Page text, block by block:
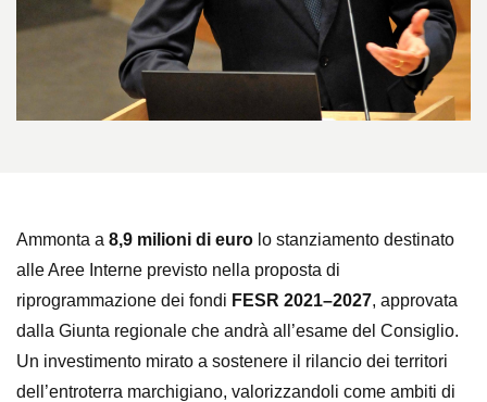
Ammonta a 8,9 milioni di euro lo stanziamento destinato
alle Aree Interne previsto nella proposta di
riprogrammazione dei fondi FESR 2021–2027, approvata
dalla Giunta regionale che andrà all’esame del Consiglio.
Un investimento mirato a sostenere il rilancio dei territori
dell’entroterra marchigiano, valorizzandoli come ambiti di